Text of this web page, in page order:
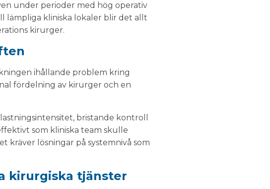
under perioder med hög operativ
lämpliga kliniska lokaler blir det allt
kirurger.
ihållande problem kring
fördelning av kirurger och en
bristande kontroll
som kliniska team skulle
kräver lösningar på systemnivå som
kirurgiska tjänster